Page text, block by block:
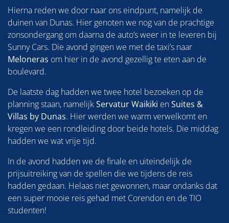
Hierna reden we door naar ons eindpunt, namelijk de
duinen van Dunas. Hier genoten we nog van de prachtige
zonsondergang om daarna de auto’s weer in te leveren bij
Sunny Cars. Die avond gingen we met de taxi’s naar
Meloneras om hier in de avond gezellig te eten aan de
boulevard.
De laatste dag hadden we twee hotel bezoeken op de
planning staan, namelijkServatur Waikiki enSuites &
Villas by Dunas. Hier werden we warm verwelkomt en
kregen we een rondleiding door beide hotels. Die middag
hadden we wat vrije tijd.
In de avond hadden we de finale en uiteindelijk de
prijsuitreiking van de spellen die we tijdens de reis
hadden gedaan. Helaas niet gewonnen, maar ondanks dat
een super mooie reis gehad met Corendon en de TIO
studenten!